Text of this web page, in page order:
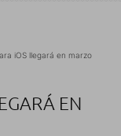
iOS llegará en marzo
EN